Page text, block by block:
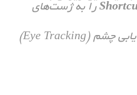
را به ژست‌های
عدم تداخل با ردیابی چشم: توجه داشته باشید که فعال کردن ردیابی سر، قابلیت ردیابی چشم (Eye Tracking)